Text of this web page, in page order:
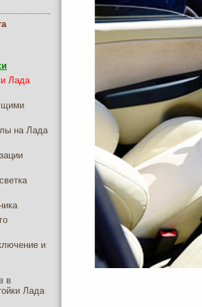
Лада
на Лада
и
в
Лада